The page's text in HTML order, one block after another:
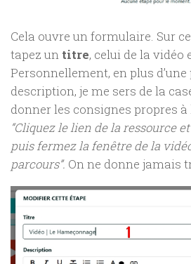
Cela ouvre un formulaire. Sur
tapez un titre, celui de la vidéo
Personnellement, en plus d’une
description, je me sers de la
donner les consignes propres à
“Cliquez le lien de la ressource
puis fermez la fenêtre de la
parcours”. On ne donne jamais